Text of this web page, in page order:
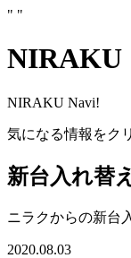
" "
NIRAKU
NIRAKU Navi!
気になる情報をク
新台入れ替
ニラクからの新台
2020.08.03